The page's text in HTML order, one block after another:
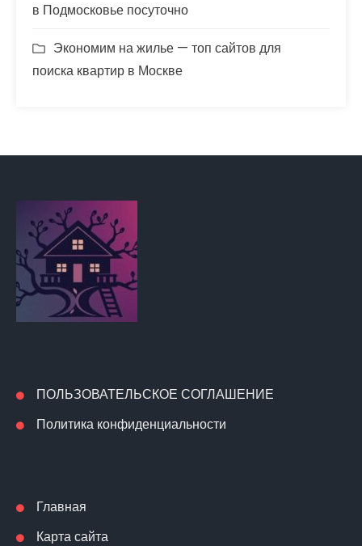
в Подмосковье посуточно
Экономим на жилье — топ сайтов для
поиска квартир в Москве
ПОЛЬЗОВАТЕЛЬСКОЕ СОГЛАШЕНИЕ
Политика конфиденциальности
Главная
Карта сайта